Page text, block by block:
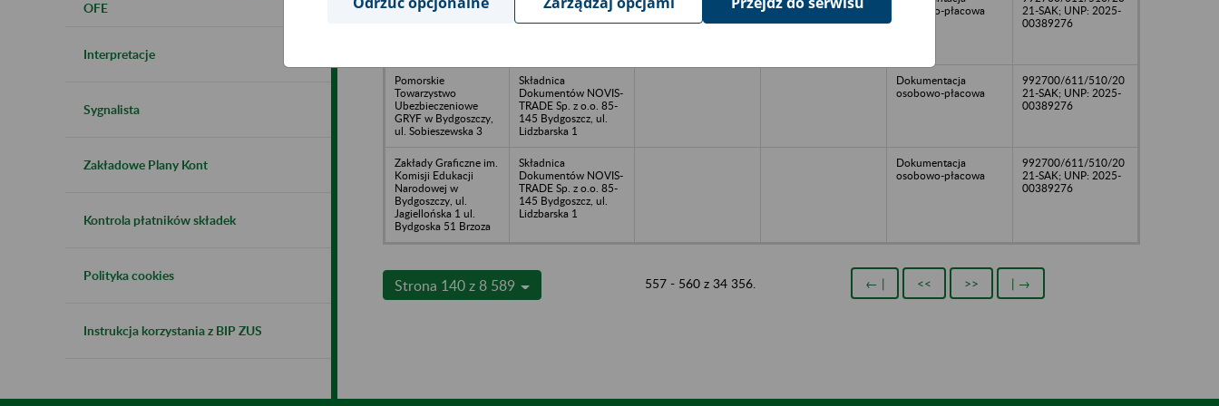
OFE
Interpretacje
Sygnalista
Zakładowe Plany Kont
Kontrola płatników składek
Polityka cookies
Instrukcja korzystania z BIP ZUS
Transportu Przemysłu
Dokumentów NOVIS-
TRADE Sp. z o.o. 85-
osobowo-płacowa
21-SAK; UNP: 2025-
00389276
Pomorskie
Towarzystwo
Ubezbieczeniowe
GRYF w Bydgoszczy,
ul. Sobieszewska 3
Składnica
Dokumentów NOVIS-
TRADE Sp. z o.o. 85-
145 Bydgoszcz, ul.
Lidzbarska 1
Dokumentacja
osobowo-płacowa
992700/611/510/20
21-SAK; UNP: 2025-
00389276
Zakłady Graficzne im.
Komisji Edukacji
Narodowej w
Bydgoszczy, ul.
Jagiellońska 1 ul.
Bydgoska 51 Brzoza
Składnica
Dokumentów NOVIS-
TRADE Sp. z o.o. 85-
145 Bydgoszcz, ul.
Lidzbarska 1
Dokumentacja
osobowo-płacowa
992700/611/510/20
21-SAK; UNP: 2025-
00389276
Strona 140 z 8 589 557 - 560 z 34 356. ← | << >> | →